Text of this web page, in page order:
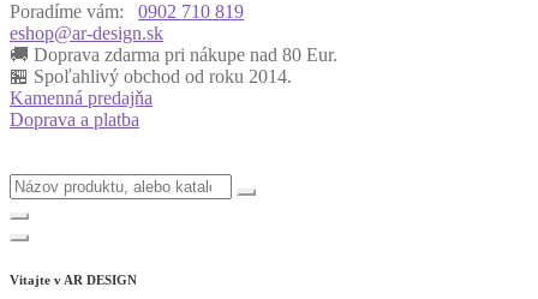
Poradíme vám:
0902 710 819
eshop@ar-design.sk
🚚 Doprava zdarma pri nákupe nad 80 Eur.
🏪 Spoľahlivý obchod od roku 2014.
Kamenná predajňa
Doprava a platba
Vitajte v AR DESIGN